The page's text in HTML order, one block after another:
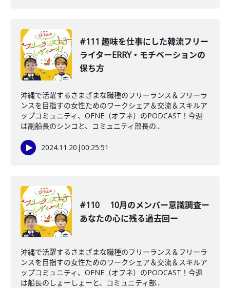
#111 趣味を仕事にした韓流フリー
ライターERRY・モチベーションの
保ち方
沖縄で活躍するさまざまな職種のフリーランス＆フリーラ
ンスを目指すの女性ためのワークシェア＆交流＆スキルア
ップコミュニティ、OFNE（オフネ）のPODCAST！今週
は副船長のシンコと、コミュニティ部長の...
2024.11.20 |00:25:51
#110 10月のメンバー意識調査ー
あなたの心に残る過去回ー
沖縄で活躍するさまざまな職種のフリーランス＆フリーラ
ンスを目指すの女性ためのワークシェア＆交流＆スキルア
ップコミュニティ、OFNE（オフネ）のPODCAST！今週
は船長のしょーしょーと、コミュニティ部...